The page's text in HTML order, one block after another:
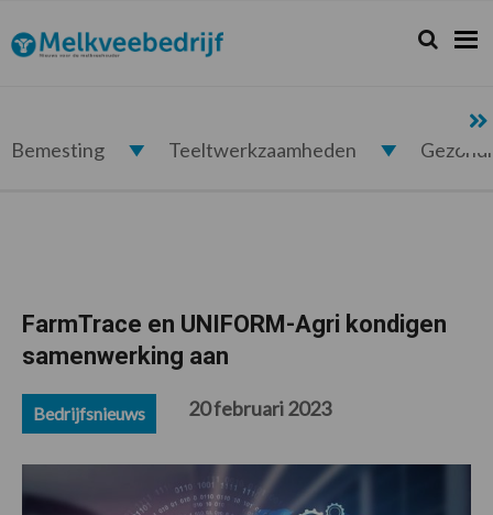
de
hoofdnavigatie
de
hoofd
de
eerste
de
voettekst
Melkveebedrijf.nl Zoeken...
Zoek
Bemesting Teeltwerkzaamheden
FarmTrace en UNIFORM-Agri kondigen
samenwerking aan
Bedrijfsnieuws 20 februari 2023